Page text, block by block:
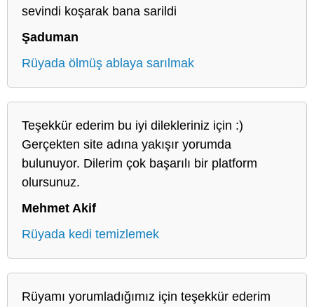
sevindi koşarak bana sarildi
Şaduman
Rüyada ölmüş ablaya sarılmak
Teşekkür ederim bu iyi dilekleriniz için :)
Gerçekten site adına yakışır yorumda
bulunuyor. Dilerim çok başarılı bir platform
olursunuz.
Mehmet Akif
Rüyada kedi temizlemek
Rüyamı yorumladığımız için teşekkür ederim